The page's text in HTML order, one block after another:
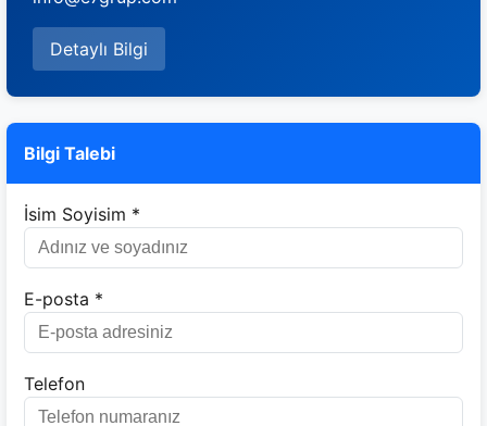
Detaylı Bilgi
Bilgi Talebi
İsim Soyisim *
E-posta *
Telefon